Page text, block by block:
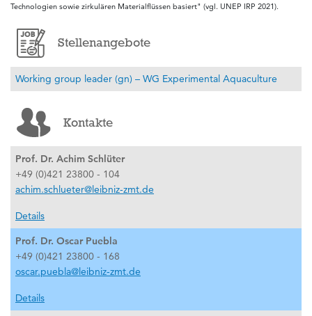
Technologien sowie zirkulären Materialflüssen basiert" (vgl. UNEP IRP 2021).
Stellenangebote
Working group leader (gn) – WG Experimental Aquaculture
Kontakte
Prof. Dr. Achim Schlüter
+49 (0)421 23800 - 104
achim.schlueter@leibniz-zmt.de
Details
Prof. Dr. Oscar Puebla
+49 (0)421 23800 - 168
oscar.puebla@leibniz-zmt.de
Details